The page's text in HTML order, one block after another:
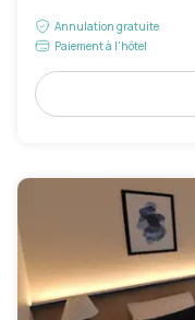
Annulation gratuite
Paiement à l'hôtel